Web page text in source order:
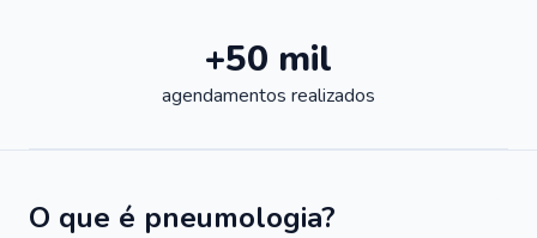
+50 mil
agendamentos realizados
O que é pneumologia?